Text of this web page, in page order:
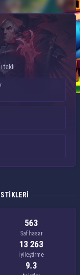
tekli
563
Saf hasar
13 263
İyileştirme
9.3